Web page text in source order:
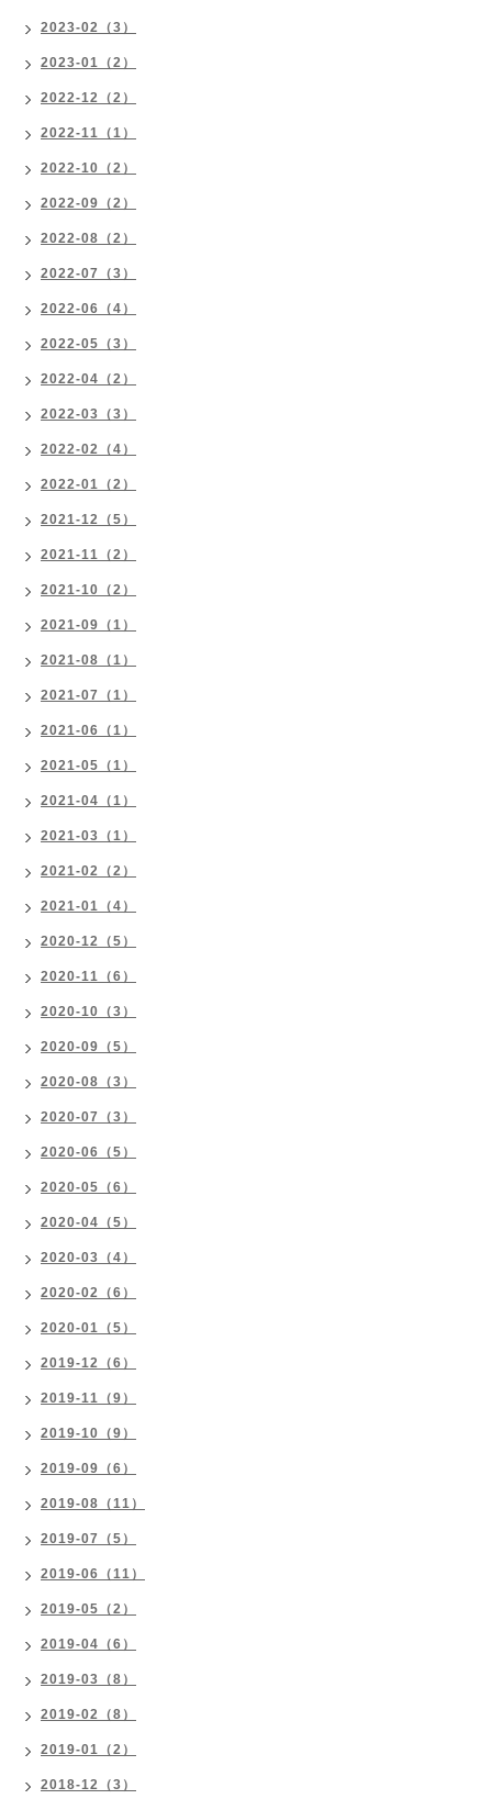
2023-02（3）
2023-01（2）
2022-12（2）
2022-11（1）
2022-10（2）
2022-09（2）
2022-08（2）
2022-07（3）
2022-06（4）
2022-05（3）
2022-04（2）
2022-03（3）
2022-02（4）
2022-01（2）
2021-12（5）
2021-11（2）
2021-10（2）
2021-09（1）
2021-08（1）
2021-07（1）
2021-06（1）
2021-05（1）
2021-04（1）
2021-03（1）
2021-02（2）
2021-01（4）
2020-12（5）
2020-11（6）
2020-10（3）
2020-09（5）
2020-08（3）
2020-07（3）
2020-06（5）
2020-05（6）
2020-04（5）
2020-03（4）
2020-02（6）
2020-01（5）
2019-12（6）
2019-11（9）
2019-10（9）
2019-09（6）
2019-08（11）
2019-07（5）
2019-06（11）
2019-05（2）
2019-04（6）
2019-03（8）
2019-02（8）
2019-01（2）
2018-12（3）